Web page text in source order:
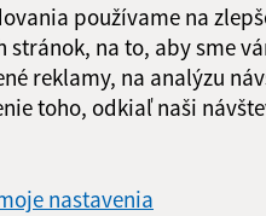
používame na
na to, aby sme
reklamy, na analýzu
toho, odkiaľ naši
nastavenia